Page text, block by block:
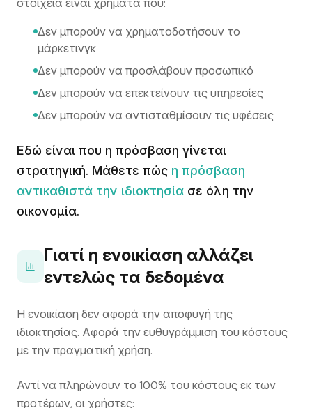
στοιχεία είναι χρήματα που:
Δεν μπορούν να χρηματοδοτήσουν το
μάρκετινγκ
Δεν μπορούν να προσλάβουν προσωπικό
Δεν μπορούν να επεκτείνουν τις υπηρεσίες
Δεν μπορούν να αντισταθμίσουν τις υφέσεις
Εδώ είναι που η πρόσβαση γίνεται
στρατηγική. Μάθετε πώς η πρόσβαση
αντικαθιστά την ιδιοκτησία σε όλη την
οικονομία.
Γιατί η ενοικίαση αλλάζει
εντελώς τα δεδομένα
Η ενοικίαση δεν αφορά την αποφυγή της
ιδιοκτησίας. Αφορά την ευθυγράμμιση του κόστους
με την πραγματική χρήση.
Αντί να πληρώνουν το 100% του κόστους εκ των
προτέρων, οι χρήστες: